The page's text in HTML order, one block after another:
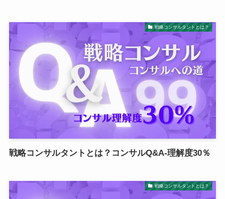
戦略コンサルタントとは？
戦略コンサルタントとは？コンサルQ&A-理解度30％
戦略コンサルタントとは？